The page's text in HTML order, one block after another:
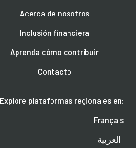
Acerca de nosotros
Inclusión financiera
Aprenda cómo contribuir
Contacto
Explore plataformas regionales en:
Français
العربية